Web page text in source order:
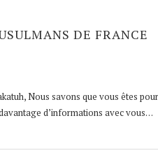
DE FRANCE
Nous savons que vous êtes
d’informations avec vous…